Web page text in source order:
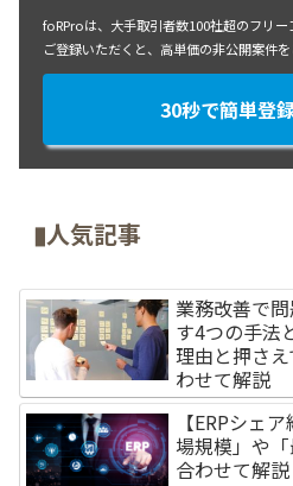
foRProは、大手取引者数100社超のフリー
ご登録いただくと、高単価の非公開案件を
30秒で簡単登
▮人気記事
業務改善で
す4つの手法
理由と押さ
わせて解説
【ERPシェ
場規模」や
合わせて解説